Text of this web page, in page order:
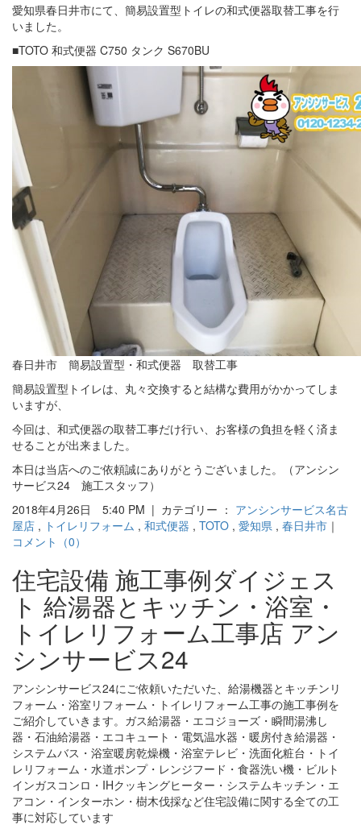
愛知県春日井市にて、簡易設置型トイレの和式便器取替工事を行
いました。
■TOTO 和式便器 C750 タンク S670BU
春日井市 簡易設置型・和式便器 取替工事
簡易設置型トイレは、丸々交換すると結構な費用がかかってしま
いますが、
今回は、和式便器の取替工事だけ行い、お客様の負担を軽く済ま
せることが出来ました。
本日は当店へのご依頼誠にありがとうございました。（アンシン
サービス24 施工スタッフ）
2018年4月26日 5:40 PM | カテゴリー ： アンシンサービス名古
屋店 , トイレリフォーム , 和式便器 , TOTO , 愛知県 , 春日井市 ｜
コメント（0）
住宅設備 施工事例ダイジェス
ト 給湯器とキッチン・浴室・
トイレリフォーム工事店 アン
シンサービス24
アンシンサービス24にご依頼いただいた、給湯機器とキッチンリ
フォーム・浴室リフォーム・トイレリフォーム工事の施工事例を
ご紹介していきます。ガス給湯器・エコジョーズ・瞬間湯沸し
器・石油給湯器・エコキュート・電気温水器・暖房付き給湯器・
システムバス・浴室暖房乾燥機・浴室テレビ・洗面化粧台・トイ
レリフォーム・水道ポンプ・レンジフード・食器洗い機・ビルト
インガスコンロ・IHクッキングヒーター・システムキッチン・エ
アコン・インターホン・樹木伐採など住宅設備に関する全ての工
事に対応しています